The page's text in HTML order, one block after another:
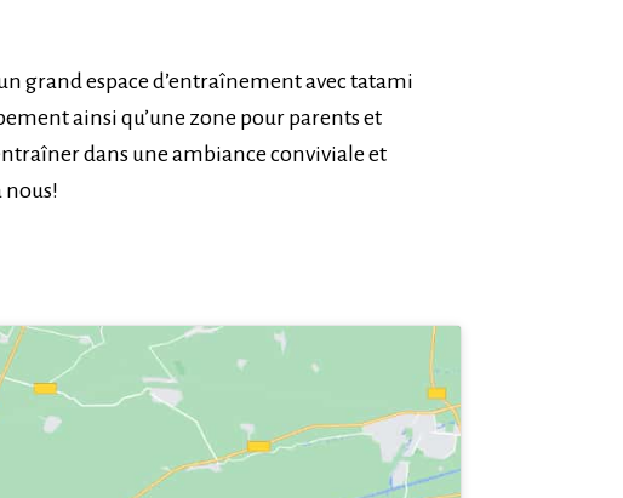
grand espace d’entraînement avec tatami
ainsi qu’une zone pour parents et
dans une ambiance conviviale et
nous!